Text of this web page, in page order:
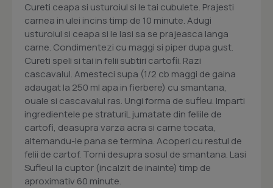
Cureti ceapa si usturoiul si le tai cubulete. Prajesti
carnea in ulei incins timp de 10 minute. Adugi
usturoiul si ceapa si le lasi sa se prajeasca langa
carne. Condimentezi cu maggi si piper dupa gust.
Cureti speli si tai in felii subtiri cartofii. Razi
cascavalul. Amesteci supa (1/2 cb maggi de gaina
adaugat la 250 ml apa in fierbere) cu smantana,
ouale si cascavalul ras. Ungi forma de sufleu. Imparti
ingredientele pe straturiL jumatate din feliile de
cartofi, deasupra varza acra si carne tocata,
alternandu-le pana se termina. Acoperi cu restul de
felii de cartof. Torni desupra sosul de smantana. Lasi
Sufleul la cuptor (incalzit de inainte) timp de
aproximativ 60 minute.